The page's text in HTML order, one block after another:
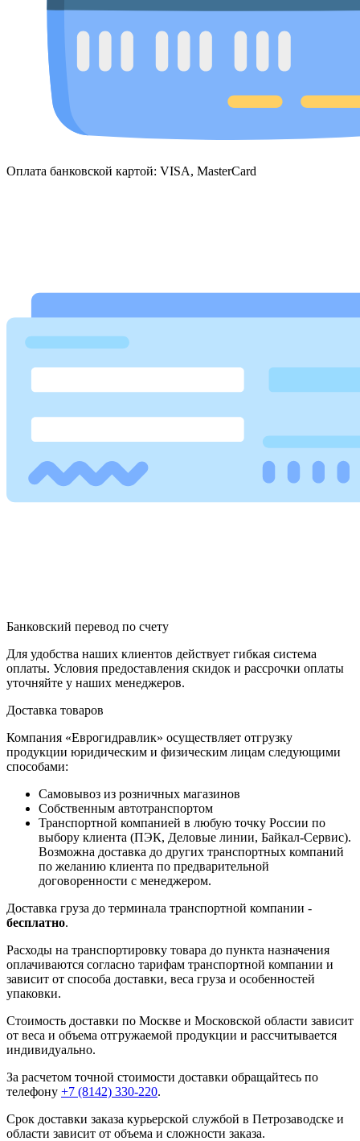
Оплата банковской картой: VISA, MasterCard
Банковский перевод по счету
Для удобства наших клиентов действует гибкая система
оплаты. Условия предоставления скидок и рассрочки оплаты
уточняйте у наших менеджеров.
Доставка товаров
Компания «Еврогидравлик» осуществляет отгрузку
продукции юридическим и физическим лицам следующими
способами:
Самовывоз из розничных магазинов
Собственным автотранспортом
Транспортной компанией в любую точку России по
выбору клиента (ПЭК, Деловые линии, Байкал-Сервис).
Возможна доставка до других транспортных компаний
по желанию клиента по предварительной
договоренности с менеджером.
Доставка груза до терминала транспортной компании -
бесплатно.
Расходы на транспортировку товара до пункта назначения
оплачиваются согласно тарифам транспортной компании и
зависит от способа доставки, веса груза и особенностей
упаковки.
Стоимость доставки по Москве и Московской области зависит
от веса и объема отгружаемой продукции и рассчитывается
индивидуально.
За расчетом точной стоимости доставки обращайтесь по
телефону +7 (8142) 330-220.
Срок доставки заказа курьерской службой в Петрозаводске и
области зависит от объема и сложности заказа.